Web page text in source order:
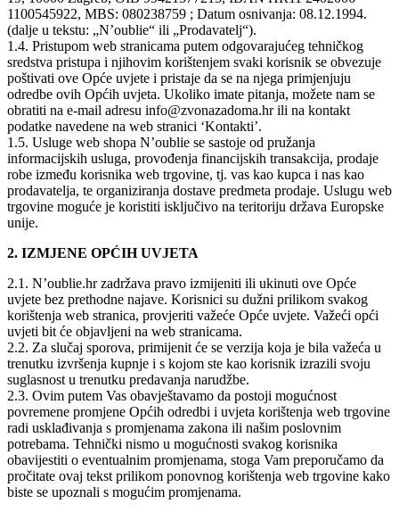
1100545922, MBS: 080238759 ; Datum osnivanja: 08.12.1994.
(dalje u tekstu: „N’oublie“ ili „Prodavatelj“).
1.4. Pristupom web stranicama putem odgovarajućeg tehničkog
sredstva pristupa i njihovim korištenjem svaki korisnik se obvezuje
poštivati ove Opće uvjete i pristaje da se na njega primjenjuju
odredbe ovih Općih uvjeta. Ukoliko imate pitanja, možete nam se
obratiti na e-mail adresu info@zvonazadoma.hr ili na kontakt
podatke navedene na web stranici ‘Kontakti’.
1.5. Usluge web shopa N’oublie se sastoje od pružanja
informacijskih usluga, provođenja financijskih transakcija, prodaje
robe između korisnika web trgovine, tj. vas kao kupca i nas kao
prodavatelja, te organiziranja dostave predmeta prodaje. Uslugu web
trgovine moguće je koristiti isključivo na teritoriju država Europske
unije.
2. IZMJENE OPĆIH UVJETA
2.1. N’oublie.hr zadržava pravo izmijeniti ili ukinuti ove Opće
uvjete bez prethodne najave. Korisnici su dužni prilikom svakog
korištenja web stranica, provjeriti važeće Opće uvjete. Važeći opći
uvjeti bit će objavljeni na web stranicama.
2.2. Za slučaj sporova, primijenit će se verzija koja je bila važeća u
trenutku izvršenja kupnje i s kojom ste kao korisnik izrazili svoju
suglasnost u trenutku predavanja narudžbe.
2.3. Ovim putem Vas obavještavamo da postoji mogućnost
povremene promjene Općih odredbi i uvjeta korištenja web trgovine
radi usklađivanja s promjenama zakona ili našim poslovnim
potrebama. Tehnički nismo u mogućnosti svakog korisnika
obavijestiti o eventualnim promjenama, stoga Vam preporučamo da
pročitate ovaj tekst prilikom ponovnog korištenja web trgovine kako
biste se upoznali s mogućim promjenama.